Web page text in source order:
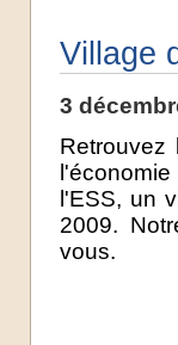
Village
3
l'ESS, un
2009.
vous.